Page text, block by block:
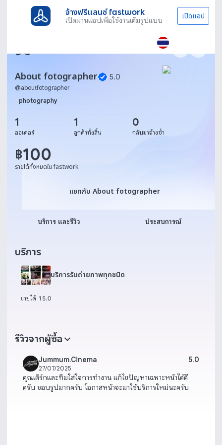
จ้างฟรีแลนซ์ fastwork
เปิดผ่านแอปเพื่อใช้งานเต็มรูปแบบ เปิดแอป
About fotographer 5.0
@aboutfotographer
photography
1
ออเดอร์
1
ลูกค้าทั้งสิ้น
0
กลับมาจ้างซ้ำ
฿100
รายได้ทั้งหมดใน fastwork
แชทกับ About fotographer
แชทกับ About fotographer
บริการ และรีวิว ประสบการณ์
บริการ
บริการรับถ่ายภาพทุกชนิด
ขายได้ 1 5.0
รีวิวจากผู้ซื้อ
Jummum.Cinema
27/07/2025
5.0
คุณเติร์กและทีมใส่ใจการทำงาน แก้ไขปัญหาเฉพาะหน้าได้ดี
ครับ ชอบรูปมากครับ โอกาสหน้าจะมาใช้บริการใหม่นะครับ